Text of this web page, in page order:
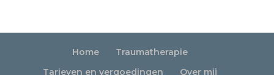
Home
Traumatherapie
Tarieven en vergoedingen
Over mij